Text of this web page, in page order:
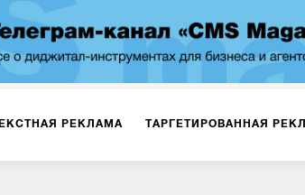
РЕКЛАМА ТАРГЕТИРОВАННАЯ